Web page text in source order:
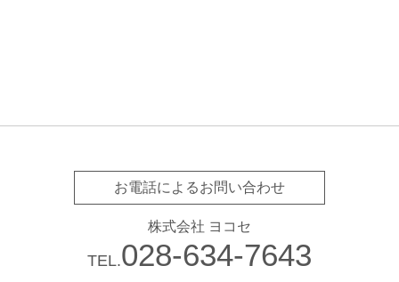
お電話によるお問い合わせ
株式会社 ヨコセ
TEL.028-634-7643